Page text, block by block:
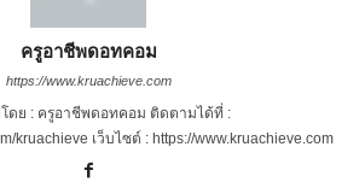
ครูอาชีพดอทคอม
https://www.kruachieve.com
ดย : ครูอาชีพดอทคอม ติดตามได้ที่ :
kruachieve เว็บไซต์ : https://www.kruachieve.com